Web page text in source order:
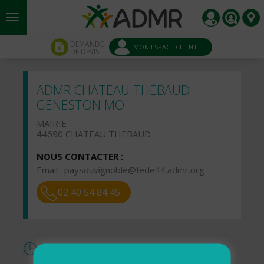
Aller au contenu principal
DEMANDE
DE DEVIS MON ESPACE CLIENT
ADMR CHATEAU THEBAUD
GENESTON MO
MAIRIE
44690 CHATEAU THEBAUD
NOUS CONTACTER :
Email : paysduvignoble@fede44.admr.org
02 40 54 84 45
Horaires
Panneau de gestion des cookies